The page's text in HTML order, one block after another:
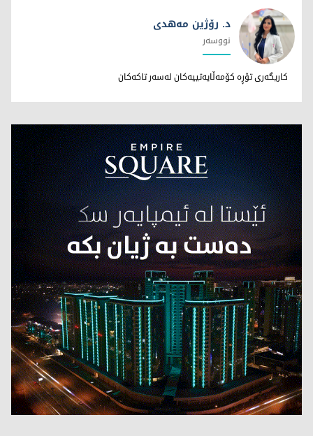
د. رۆژین مەهدی
د. رۆژین مەهدی
نووسەر
کاریگەری تۆڕە کۆمەڵایەتییەکان لەسەر تاکەکان